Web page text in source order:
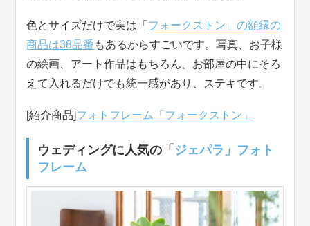
色とサイズだけで実は「 フォークストン」の額縁の
商品は38品番 もあるからすごいです。写真、お子様
の絵画、アート作品はもちろん、お部屋の中にそろ
えて入れるだけでも統一感があり、ステキです。
[紹介商品] フォトフレーム「フォークストン」
ウェディングに人気の「 ジェパラ」フォト
フレーム